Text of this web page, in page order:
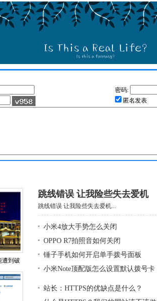
密码:
匿名发表
遭到破
跳线错误 让我险些失去爱机
跳线错误 让我险些失去爱机...
小米4放大手势怎么关闭
OPPO R7拍照音如何关闭
锤子手机如何开启单手拨号面板
小米Note顶配版怎么设置默认拨号卡
站长：HTTPS的优缺点是什么？